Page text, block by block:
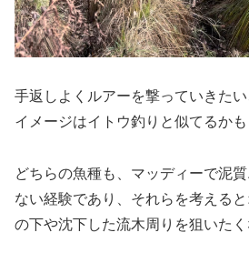
手返しよくルアーを撃っていきた
イメージはイトウ釣りと似てるか
どちらの魚種も、マッディーで泥
ない経験であり、それらを考える
の下や沈下した流木周りを狙いたく